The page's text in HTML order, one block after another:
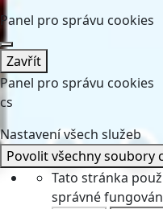
Panel pro správu cookies
Zavřít
Panel pro správu cookies
cs
Nastavení všech služeb
Povolit všechny soubory
Tato stránka
správné